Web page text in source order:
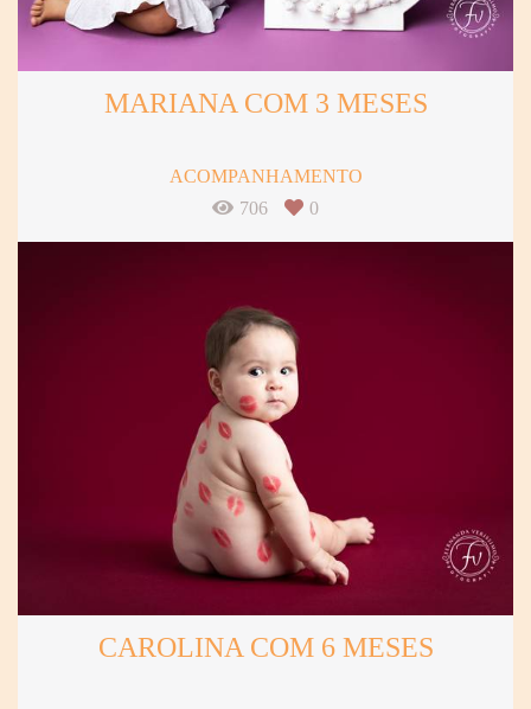
MARIANA COM 3 MESES
ACOMPANHAMENTO
706
0
CAROLINA COM 6 MESES